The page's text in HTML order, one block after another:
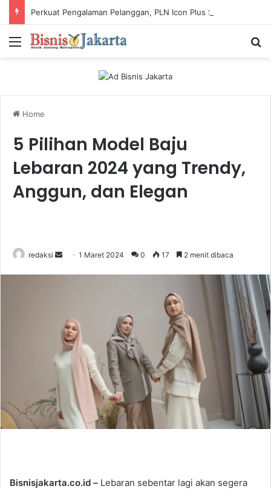
Menu
Home
5 Pilihan Model Baju
Lebaran 2024 yang Trendy,
Anggun, dan Elegan
redaksi
n
e
m
1 Maret 2024 0 17 2 menit dibaca
Bisnisjakarta.co.id – Lebaran sebentar lagi akan segera